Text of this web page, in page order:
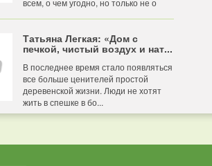
всем, о чем угодно, но только не о
Татьяна Легкая: «Дом с
печкой, чистый воздух и нат...
В последнее время стало появляться
все больше ценителей простой
деревенской жизни. Люди не хотят
жить в спешке в бо...